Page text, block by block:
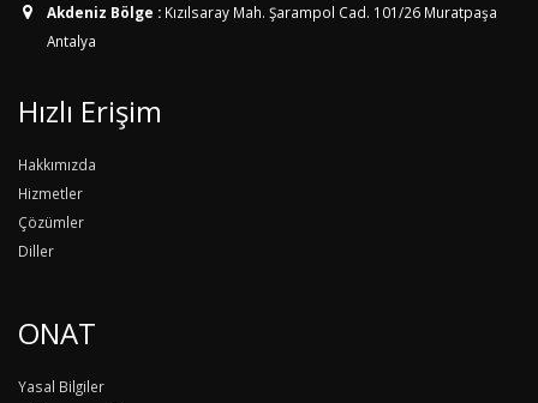
Akdeniz Bölge : Kızılsaray Mah. Şarampol Cad. 101/26 Muratpaşa
Antalya
Hızlı Erişim
Hakkımızda
Hizmetler
Çözümler
Diller
ONAT
Yasal Bilgiler